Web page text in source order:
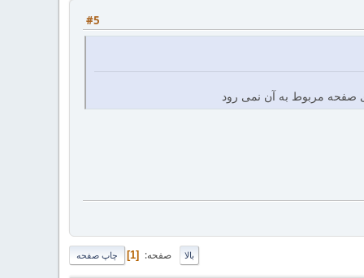
#5
صفحه مربوط به آن نمی رود
چاپ صفحه بالا صفحه 1